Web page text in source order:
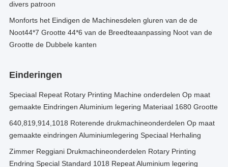
divers patroon
Monforts het Eindigen de Machinesdelen gluren van de de
Noot44*7 Grootte 44*6 van de Breedteaanpassing Noot van de
Grootte de Dubbele kanten
Einderingen
Speciaal Repeat Rotary Printing Machine onderdelen Op maat
gemaakte Eindringen Aluminium legering Materiaal 1680 Grootte
640,819,914,1018 Roterende drukmachineonderdelen Op maat
gemaakte eindringen Aluminiumlegering Speciaal Herhaling
Zimmer Reggiani Drukmachineonderdelen Rotary Printing
Endring Special Standard 1018 Repeat Aluminium legering